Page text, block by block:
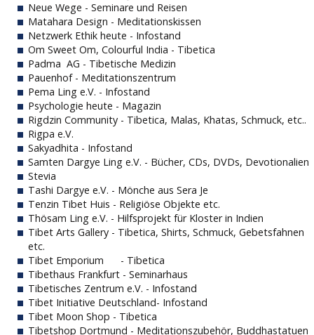
Neue Wege - Seminare und Reisen
Matahara Design - Meditationskissen
Netzwerk Ethik heute - Infostand
Om Sweet Om, Colourful India - Tibetica
Padma AG - Tibetische Medizin
Pauenhof - Meditationszentrum
Pema Ling e.V. - Infostand
Psychologie heute - Magazin
Rigdzin Community - Tibetica, Malas, Khatas, Schmuck, etc..
Rigpa e.V.
Sakyadhita - Infostand
Samten Dargye Ling e.V. - Bücher, CDs, DVDs, Devotionalien
Stevia
Tashi Dargye e.V. - Mönche aus Sera Je
Tenzin Tibet Huis - Religiöse Objekte etc.
Thösam Ling e.V. - Hilfsprojekt für Kloster in Indien
Tibet Arts Gallery - Tibetica, Shirts, Schmuck, Gebetsfahnen
etc.
Tibet Emporium
- Tibetica
Tibethaus Frankfurt - Seminarhaus
Tibetisches Zentrum e.V. - Infostand
Tibet Initiative Deutschland- Infostand
Tibet Moon Shop - Tibetica
Tibetshop Dortmund - Meditationszubehör, Buddhastatuen